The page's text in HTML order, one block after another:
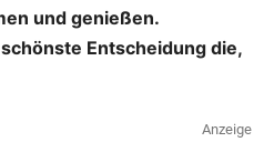
und genießen.
Entscheidung die,